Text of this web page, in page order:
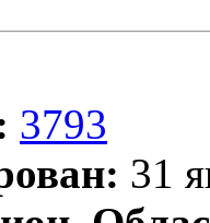
3793
31